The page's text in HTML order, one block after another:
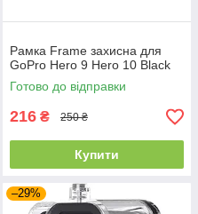
Рамка Frame захисна для
GoPro Hero 9 Hero 10 Black
Готово до відправки
216 ₴ 250 ₴
Купити
–29%